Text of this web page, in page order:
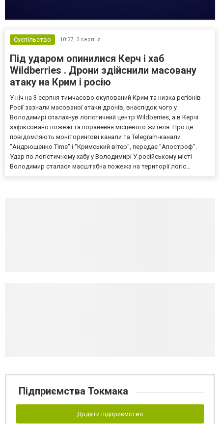
Суспільство 10:37, 3 серпня
Під ударом опинилися Керч і хаб
Wildberries . Дрони здійснили масовану
атаку на Крим і росію
У ніч на 3 серпня тимчасово окупований Крим та низка регіонів
Росії зазнали масованої атаки дронів, внаслідок чого у
Володимирі спалахнув логістичний центр Wildberries, а в Керчі
зафіксовано пожежі та поранення місцевого жителя. Про це
повідомляють моніторингові канали та Telegram-канали
"Андрющенко Time" і "Кримський вітер", передає "Апостроф".
Удар по логістичному хабу у Володимирі У російському місті
Володимир сталася масштабна пожежа на території логіс...
Підприємства Токмака
Додати підприємство